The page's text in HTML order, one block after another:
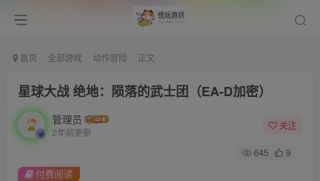
首页 全部游戏 动作冒险 正文
星球大战 绝地：陨落的武士团（EA-D加密）
管理员
2年前更新
关注
645 9
付费阅读